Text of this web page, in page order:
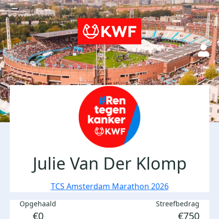
Julie Van Der Klomp
TCS Amsterdam Marathon 2026
Opgehaald
€0
Streefbedrag
€750